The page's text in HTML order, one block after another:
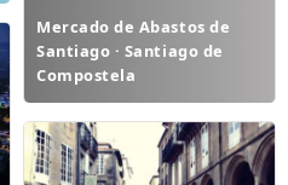
Mercado de Abastos de
Santiago · Santiago de
Compostela